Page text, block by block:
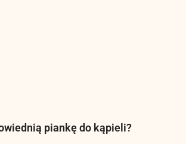
piankę do kąpieli?